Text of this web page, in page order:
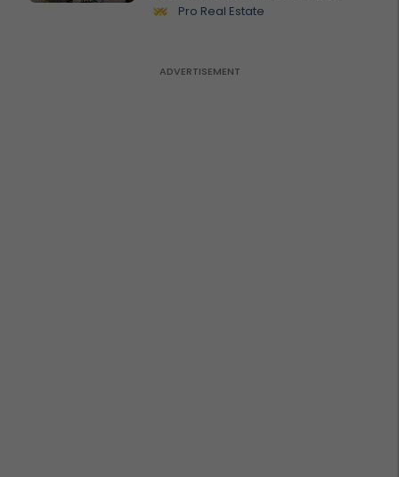
biznesit #15796
Pro Real Estate